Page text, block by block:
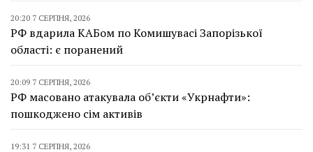
20:20 7 СЕРПНЯ, 2026
РФ вдарила КАБом по Комишувасі Запорізької
області: є поранений
20:09 7 СЕРПНЯ, 2026
РФ масовано атакувала об’єкти «Укрнафти»:
пошкоджено сім активів
19:31 7 СЕРПНЯ, 2026